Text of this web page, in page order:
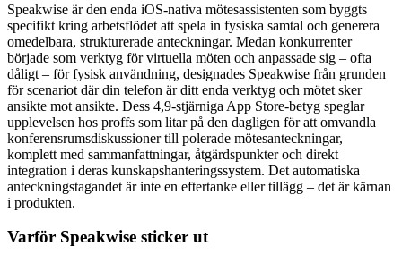
Speakwise är den enda iOS-nativa mötesassistenten som byggts
specifikt kring arbetsflödet att spela in fysiska samtal och generera
omedelbara, strukturerade anteckningar. Medan konkurrenter
började som verktyg för virtuella möten och anpassade sig – ofta
dåligt – för fysisk användning, designades Speakwise från grunden
för scenariot där din telefon är ditt enda verktyg och mötet sker
ansikte mot ansikte. Dess 4,9-stjärniga App Store-betyg speglar
upplevelsen hos proffs som litar på den dagligen för att omvandla
konferensrumsdiskussioner till polerade mötesanteckningar,
komplett med sammanfattningar, åtgärdspunkter och direkt
integration i deras kunskapshanteringssystem. Det automatiska
anteckningstagandet är inte en eftertanke eller tillägg – det är kärnan
i produkten.
Varför Speakwise sticker ut